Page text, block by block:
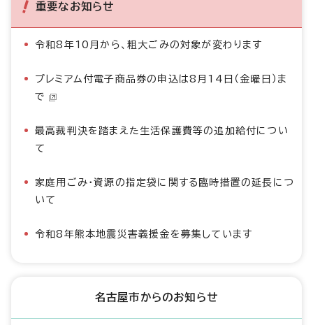
重要なお知らせ
令和8年10月から、粗大ごみの対象が変わります
プレミアム付電子商品券の申込は8月14日（金曜日）ま
で
最高裁判決を踏まえた生活保護費等の追加給付につい
て
家庭用ごみ・資源の指定袋に関する臨時措置の延長につ
いて
令和8年熊本地震災害義援金を募集しています
名古屋市からのお知らせ